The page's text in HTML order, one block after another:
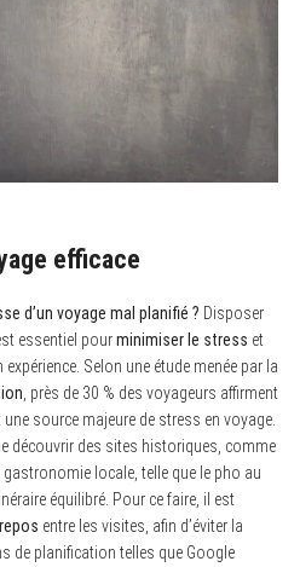
efficace
d’un voyage mal planifié ? Disposer
essentiel pourminimiser le stress et
expérience. Selon une étude menée par la
, près de 30 % des voyageurs affirment
source majeure de stress en voyage.
découvrir des sites historiques, comme
locale, telle que le pho au
équilibré. Pour ce faire, il est
entre les visites, afin d’éviter la
de planification telles que Google